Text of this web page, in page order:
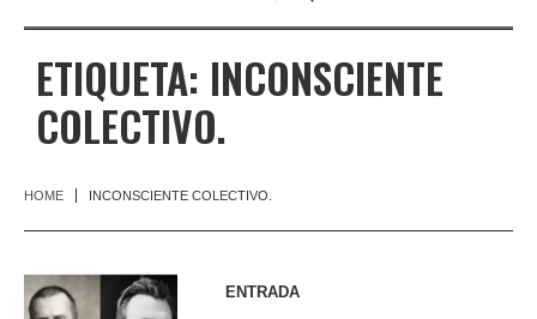
ETIQUETA: INCONSCIENTE
COLECTIVO.
HOME INCONSCIENTE COLECTIVO.
ENTRADA